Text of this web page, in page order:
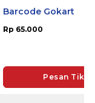
Barcode Gokart
Rp 65.000
Pesan Tiket